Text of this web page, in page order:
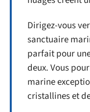
Dirigez-vous
sanctuaire
parfait pour
deux. Vous
marine
cristallines et